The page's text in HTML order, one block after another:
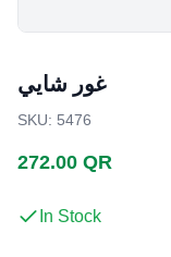
غور شايي
SKU: 5476
272.00 QR
In Stock